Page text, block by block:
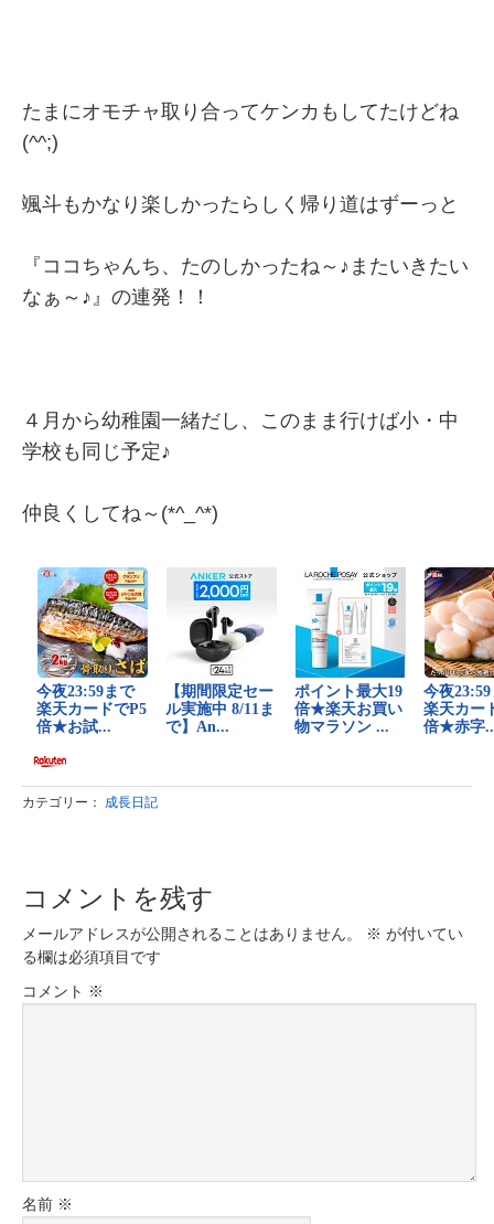
たまにオモチャ取り合ってケンカもしてたけどね
(^^;)
颯斗もかなり楽しかったらしく帰り道はずーっと
『ココちゃんち、たのしかったね～♪またいきたい
なぁ～♪』の連発！！
４月から幼稚園一緒だし、このまま行けば小・中
学校も同じ予定♪
仲良くしてね～(*^_^*)
カテゴリー： 成長日記
コメントを残す
メールアドレスが公開されることはありません。 ※ が付いてい
る欄は必須項目です
コメント ※
名前 ※